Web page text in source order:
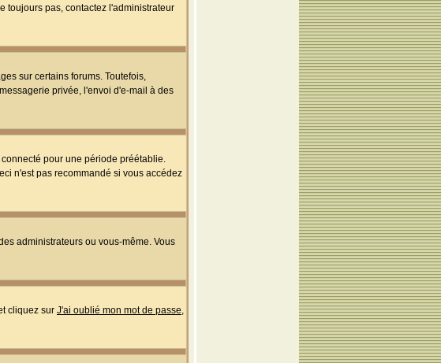
toujours pas, contactez l'administrateur
sur certains forums. Toutefois,
privée, l'envoi d'e-mail à des
pour une période préétablie.
n'est pas recommandé si vous accédez
administrateurs ou vous-même. Vous
cliquez sur J'ai oublié mon mot de passe,